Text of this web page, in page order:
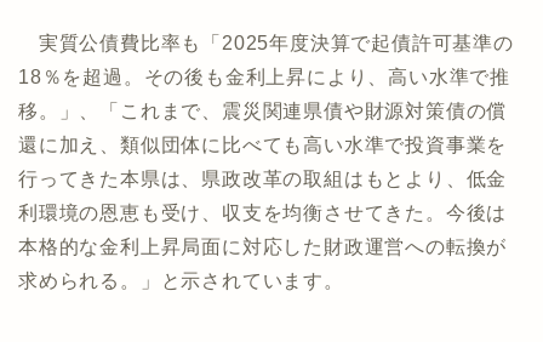
実質公債費比率も「2025年度決算で起債許可基準の
18％を超過。その後も金利上昇により、高い水準で推
移。」、「これまで、震災関連県債や財源対策債の償
還に加え、類似団体に比べても高い水準で投資事業を
行ってきた本県は、県政改革の取組はもとより、低金
利環境の恩恵も受け、収支を均衡させてきた。今後は
本格的な金利上昇局面に対応した財政運営への転換が
求められる。」と示されています。